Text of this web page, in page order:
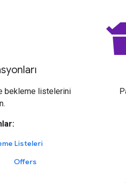
bekleme listelerini
Listeleri
Offers